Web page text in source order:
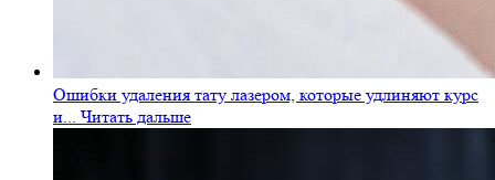
Ошибки удаления тату лазером, которые удлиняют курс
и... Читать дальше